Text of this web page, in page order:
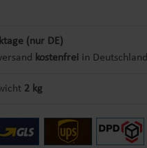
(nur DE)
kostenfrei in Deutschland
2 kg